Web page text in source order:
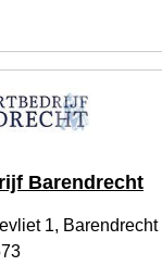
Barendrecht
1, Barendrecht